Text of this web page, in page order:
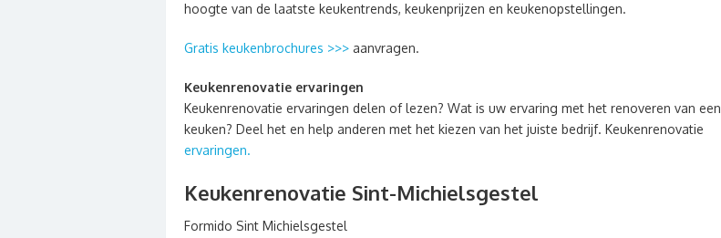
hoogte van de laatste keukentrends, keukenprijzen en keukenopstellingen.
Gratis keukenbrochures >>> aanvragen.
Keukenrenovatie ervaringen
Keukenrenovatie ervaringen delen of lezen? Wat is uw ervaring met het renoveren van een
keuken? Deel het en help anderen met het kiezen van het juiste bedrijf. Keukenrenovatie
ervaringen.
Keukenrenovatie Sint-Michielsgestel
Formido Sint Michielsgestel